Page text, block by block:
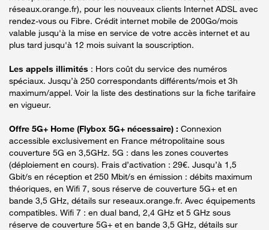
réseaux.orange.fr), pour les nouveaux clients Internet ADSL avec
rendez-vous ou Fibre. Crédit internet mobile de 200Go/mois
valable jusqu'à la mise en service de votre accès internet et au
plus tard jusqu'à 12 mois suivant la souscription.
Les appels illimités : Hors coût du service des numéros
spéciaux. Jusqu’à 250 correspondants différents/mois et 3h
maximum/appel. Voir la liste des destinations sur la fiche tarifaire
en vigueur.
Offre 5G+ Home (Flybox 5G+ nécessaire) : Connexion
accessible exclusivement en France métropolitaine sous
couverture 5G en 3,5GHz. 5G : dans les zones couvertes
(déploiement en cours). Frais d’activation : 29€. Jusqu’à 1,5
Gbit/s en réception et 250 Mbit/s en émission : débits maximum
théoriques, en Wifi 7, sous réserve de couverture 5G+ et en
bande 3,5 GHz, détails sur reseaux.orange.fr. Avec équipements
compatibles. Wifi 7 : en dual band, 2,4 GHz et 5 GHz sous
réserve de couverture 5G+ et en bande 3,5 GHz, détails sur